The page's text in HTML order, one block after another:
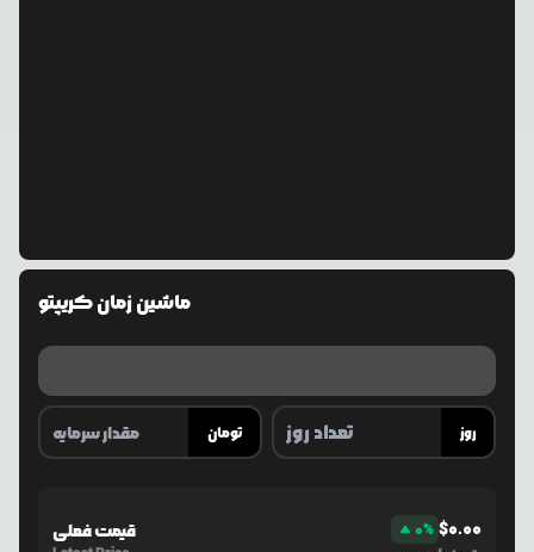
ماشین زمان کریپتو
تومان روز
قیمت فعلی 0% $0.00